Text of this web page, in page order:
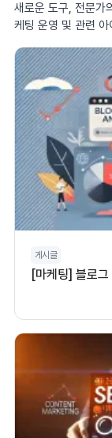
새로운 도구, 전문가
케팅 운영 및 관련
게시글
[마케팅] 블로